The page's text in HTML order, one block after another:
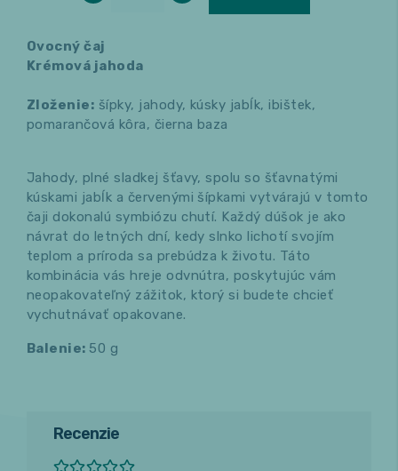
Ovocný čaj
Krémová jahoda
Zloženie: šípky, jahody, kúsky jabĺk, ibištek,
pomarančová kôra, čierna baza
Jahody, plné sladkej šťavy, spolu so šťavnatými
kúskami jabĺk a červenými šípkami vytvárajú v tomto
čaji dokonalú symbiózu chutí. Každý dúšok je ako
návrat do letných dní, kedy slnko lichotí svojím
teplom a príroda sa prebúdza k životu. Táto
kombinácia vás hreje odvnútra, poskytujúc vám
neopakovateľný zážitok, ktorý si budete chcieť
vychutnávať opakovane.
Balenie: 50 g
Recenzie